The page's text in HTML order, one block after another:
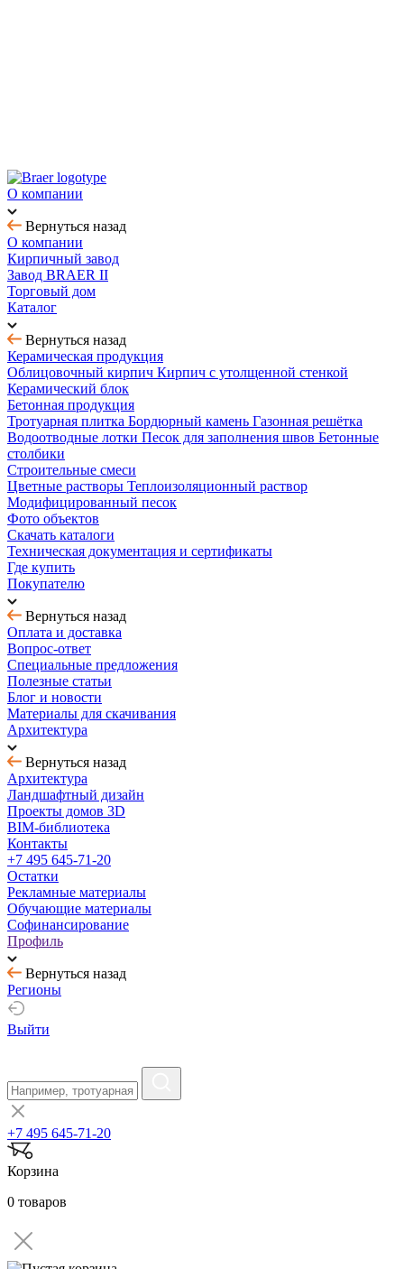
О компании
Вернуться назад
О компании
Кирпичный завод
Завод BRAER II
Торговый дом
Каталог
Вернуться назад
Керамическая продукция
Облицовочный кирпич Кирпич с утолщенной стенкой
Керамический блок
Бетонная продукция
Тротуарная плитка Бордюрный камень Газонная решётка
Водоотводные лотки Песок для заполнения швов Бетонные
столбики
Строительные смеси
Цветные растворы Теплоизоляционный раствор
Модифицированный песок
Фото объектов
Скачать каталоги
Техническая документация и сертификаты
Где купить
Покупателю
Вернуться назад
Оплата и доставка
Вопрос-ответ
Специальные предложения
Полезные статьи
Блог и новости
Материалы для скачивания
Архитектура
Вернуться назад
Архитектура
Ландшафтный дизайн
Проекты домов 3D
BIM-библиотека
Контакты
+7 495 645-71-20
Остатки
Рекламные материалы
Обучающие материалы
Софинансирование
Профиль
Вернуться назад
Регионы
Выйти
+7 495 645-71-20
Корзина
0 товаров